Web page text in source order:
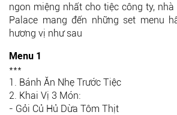
ngon miệng nhất cho tiệc công ty,
Palace mang đến những set menu
hương vị như sau
Menu 1
***
1. Bánh Ăn Nhẹ Trước Tiệc
2. Khai Vị 3 Món:
- Gỏi Củ Hủ Dừa Tôm Thịt